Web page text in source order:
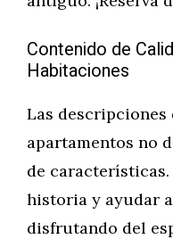
Contenido de
Habitaciones
Las descripciones
apartamentos no
de
historia y ayudar
disfrutando del